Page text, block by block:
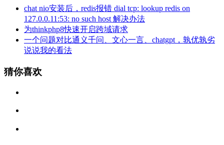
chat nio安装后，redis报错 dial tcp: lookup redis on
127.0.0.11:53: no such host 解决办法
为thinkphp8快速开启跨域请求
一个问题对比通义千问、文心一言、chatgpt，孰优孰劣
说说我的看法
猜你喜欢